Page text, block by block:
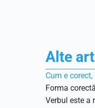
Alte
Cum e
Forma
Verbul este a